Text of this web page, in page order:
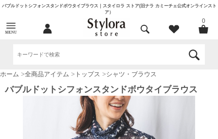
バブルドットシフォンスタンドボウタイブラウス｜スタイロラ ストア(旧ナラ カミーチェ公式オンラインスト
ア）
0
ホーム >全商品アイテム > トップス >シャツ・ブラウス
バブルドットシフォンスタンドボウタイブラウス